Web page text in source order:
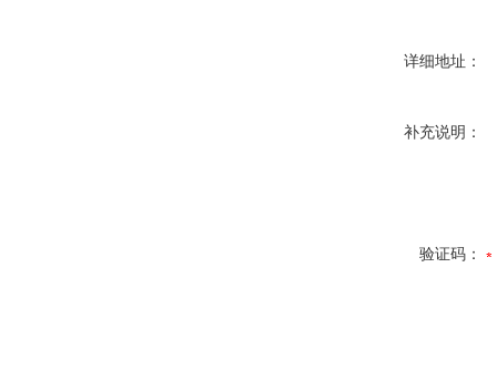
详细地址：
补充说明：
验证码：